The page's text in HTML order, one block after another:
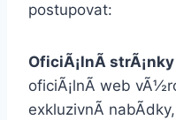
postupovat:
OficiÃ¡lnÃ­
oficiÃ¡lnÃ­ web
exkluzivnÃ­